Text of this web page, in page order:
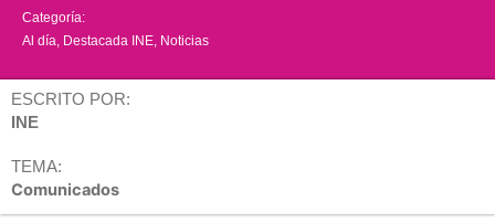
Categoría:
Al día Destacada INE Noticias
ESCRITO POR:
INE
TEMA:
Comunicados